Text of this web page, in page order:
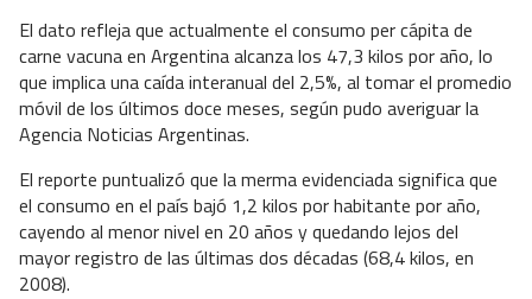
El dato refleja que actualmente el consumo per cápita de
carne vacuna en Argentina alcanza los 47,3 kilos por año, lo
que implica una caída interanual del 2,5%, al tomar el promedio
móvil de los últimos doce meses, según pudo averiguar la
Agencia Noticias Argentinas.
El reporte puntualizó que la merma evidenciada significa que
el consumo en el país bajó 1,2 kilos por habitante por año,
cayendo al menor nivel en 20 años y quedando lejos del
mayor registro de las últimas dos décadas (68,4 kilos, en
2008).